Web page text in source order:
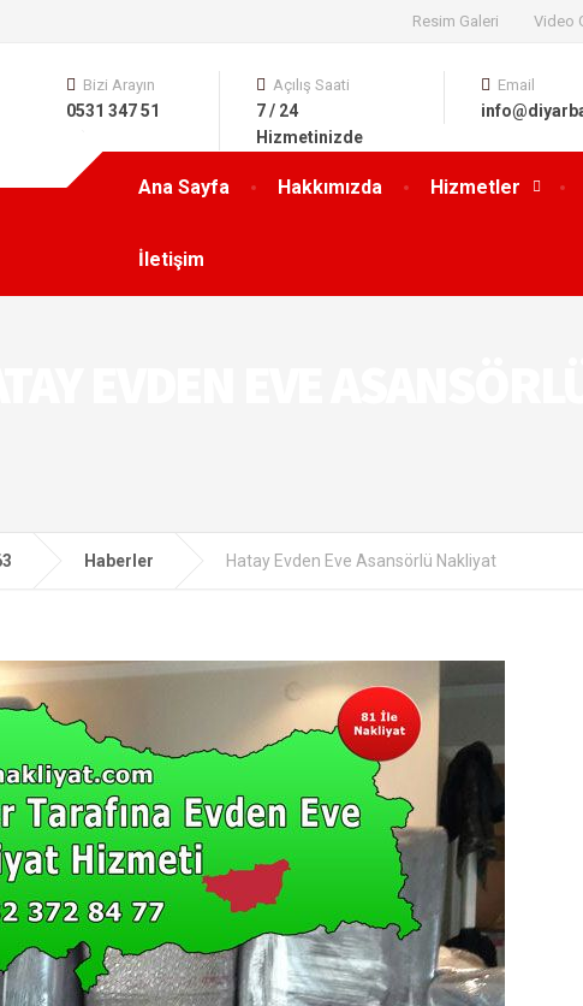
Resim Galeri Video
Ana Sayfa Hakkımızda Hizmetler
İletişim
Bizi Arayın
0531 347 51
Açılış Saati
7 / 24
Hizmetinizde
Email
Haberler Hatay Evden Eve Asansörlü Nakliyat